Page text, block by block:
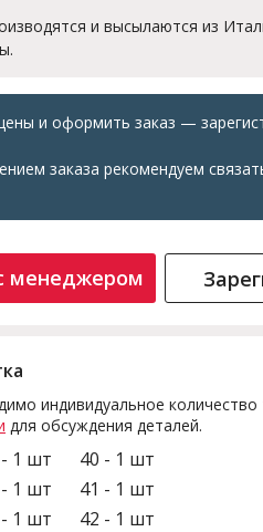
и высылаются из
и оформить заказ —
заказа рекомендуем
менеджером
индивидуальное
для обсуждения деталей.
1 шт
1 шт
1 шт
40 - 1 шт
41 - 1 шт
42 - 1 шт